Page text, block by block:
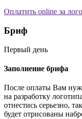
Оплатить online за
Бриф
Первый день
Заполнение брифа
После оплаты Вам
на разработку
отнестись серьезно,
будет отрисованы